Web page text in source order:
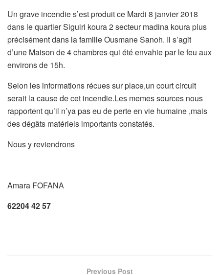
Un grave incendie s’est produit ce Mardi 8 janvier 2018
dans le quartier Siguiri koura 2 secteur madina koura plus
précisément dans la famille Ousmane Sanoh. Il s’agit
d’une Maison de 4 chambres qui été envahie par le feu aux
environs de 15h.
Selon les informations récues sur place,un court circuit
serait la cause de cet incendie.Les memes sources nous
rapportent qu’il n’ya pas eu de perte en vie humaine ,mais
des dégâts matériels importants constatés.
Nous y reviendrons
Amara FOFANA
62204 42 57
Previous Post